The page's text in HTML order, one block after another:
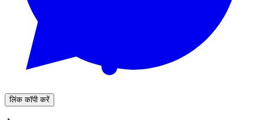
लिंक कॉपी करें